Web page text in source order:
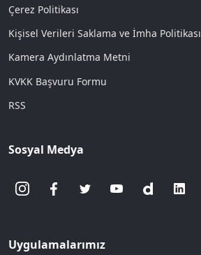
Çerez Politikası
Kişisel Verileri Saklama ve İmha Politikası
Kamera Aydınlatma Metni
KVKK Başvuru Formu
RSS
Sosyal Medya
Uygulamalarımız